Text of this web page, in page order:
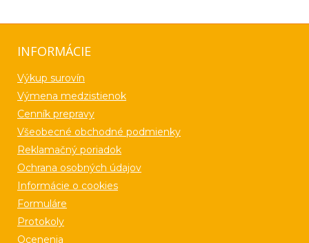
INFORMÁCIE
Výkup surovín
Výmena medzistienok
Cenník prepravy
Všeobecné obchodné podmienky
Reklamačný poriadok
Ochrana osobných údajov
Informácie o cookies
Formuláre
Protokoly
Ocenenia